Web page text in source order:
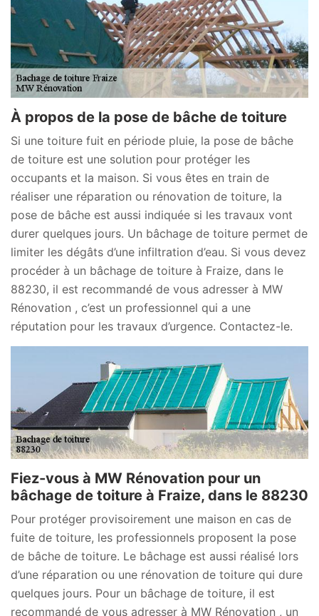
À propos de la pose de bâche de toiture
Si une toiture fuit en période pluie, la pose de bâche
de toiture est une solution pour protéger les
occupants et la maison. Si vous êtes en train de
réaliser une réparation ou rénovation de toiture, la
pose de bâche est aussi indiquée si les travaux vont
durer quelques jours. Un bâchage de toiture permet de
limiter les dégâts d’une infiltration d’eau. Si vous devez
procéder à un bâchage de toiture à Fraize, dans le
88230, il est recommandé de vous adresser à MW
Rénovation , c’est un professionnel qui a une
réputation pour les travaux d’urgence. Contactez-le.
Fiez-vous à MW Rénovation pour un
bâchage de toiture à Fraize, dans le 88230
Pour protéger provisoirement une maison en cas de
fuite de toiture, les professionnels proposent la pose
de bâche de toiture. Le bâchage est aussi réalisé lors
d’une réparation ou une rénovation de toiture qui dure
quelques jours. Pour un bâchage de toiture, il est
recommandé de vous adresser à MW Rénovation , un